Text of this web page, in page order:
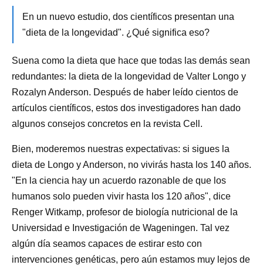
En un nuevo estudio, dos científicos presentan una
"dieta de la longevidad". ¿Qué significa eso?
Suena como la dieta que hace que todas las demás sean
redundantes: la dieta de la longevidad de Valter Longo y
Rozalyn Anderson. Después de haber leído cientos de
artículos científicos, estos dos investigadores han dado
algunos consejos concretos en la revista Cell.
Bien, moderemos nuestras expectativas: si sigues la
dieta de Longo y Anderson, no vivirás hasta los 140 años.
"En la ciencia hay un acuerdo razonable de que los
humanos solo pueden vivir hasta los 120 años", dice
Renger Witkamp, profesor de biología nutricional de la
Universidad e Investigación de Wageningen. Tal vez
algún día seamos capaces de estirar esto con
intervenciones genéticas, pero aún estamos muy lejos de